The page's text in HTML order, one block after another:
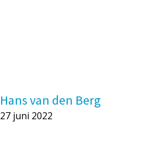
Hans van den Berg
27 juni 2022